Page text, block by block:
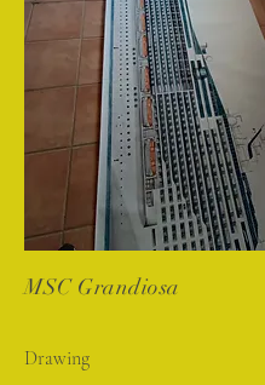
MSC Grandiosa
Drawing